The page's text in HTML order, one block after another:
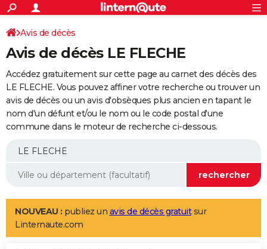
ACTUALITÉS
Politique
Société
Faits Divers
Education
Monde
Villes
+
SPORT
Coupe du monde 2026
Football
Tennis
Cyclisme
Rugby
Forum
Programme TV
TNTStreaming
Cinéma
Sorties cinéma
Musique
+FINANCE
Retraite
Epargne
Immobilier
Risques naturels par ville
Banque
Assurance
AUTO
Essais
Réserver un essai
Citadines
Berlines
SUV
Forum auto
+
Mobiles
Meilleur smartphone
Internet
Ordinateurs
Jeux vidéo
Guide high-tech
Aménagement intérieur
LIFESTYLE
Art de vivre
Bien-être
Loisirs
Mode
Modes de vie
Avis de décès
Avis de décès LE FLECHE
Accédez gratuitement sur cette page au carnet des décès des
LE FLECHE. Vous pouvez affiner votre recherche ou trouver un
avis de décès ou un avis d'obsèques plus ancien en tapant le
nom d'un défunt et/ou le nom ou le code postal d'une
commune dans le moteur de recherche ci-dessous.
NOUVEAU : publiez un avis de décès gratuitsur
Linternaute.com